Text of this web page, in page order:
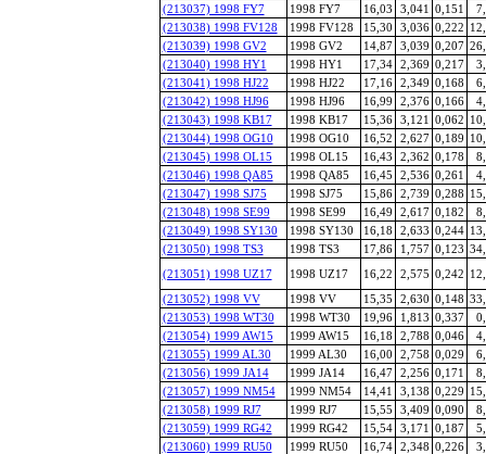
(213037) 1998 FY7
1998 FY7 16,03 3,041 0,151
(213038) 1998 FV128
1998 FV128 15,30 3,036 0,222
(213039) 1998 GV2
1998 GV2 14,87 3,039 0,207
(213040) 1998 HY1
1998 HY1 17,34 2,369 0,217
(213041) 1998 HJ22
1998 HJ22 17,16 2,349 0,168
(213042) 1998 HJ96
1998 HJ96 16,99 2,376 0,166
(213043) 1998 KB17
1998 KB17 15,36 3,121 0,062
(213044) 1998 OG10
1998 OG10 16,52 2,627 0,189
(213045) 1998 OL15
1998 OL15 16,43 2,362 0,178
(213046) 1998 QA85
1998 QA85 16,45 2,536 0,261
(213047) 1998 SJ75
1998 SJ75 15,86 2,739 0,288
(213048) 1998 SE99
1998 SE99 16,49 2,617 0,182
(213049) 1998 SY130
1998 SY130 16,18 2,633 0,244
(213050) 1998 TS3
1998 TS3 17,86 1,757 0,123
(213051) 1998 UZ17
1998 UZ17 16,22 2,575 0,242
(213052) 1998 VV
1998 VV 15,35 2,630 0,148
(213053) 1998 WT30
1998 WT30 19,96 1,813 0,337
(213054) 1999 AW15
1999 AW15 16,18 2,788 0,046
(213055) 1999 AL30
1999 AL30 16,00 2,758 0,029
(213056) 1999 JA14
1999 JA14 16,47 2,256 0,171
(213057) 1999 NM54
1999 NM54 14,41 3,138 0,229
(213058) 1999 RJ7
1999 RJ7 15,55 3,409 0,090
(213059) 1999 RG42
1999 RG42 15,54 3,171 0,187
(213060) 1999 RU50
1999 RU50 16,74 2,348 0,226